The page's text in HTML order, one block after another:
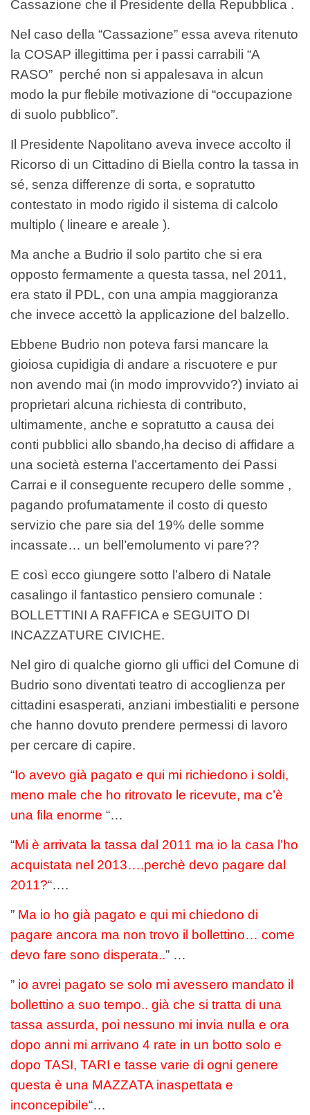
Cassazione che il Presidente della Repubblica .
Nel caso della “Cassazione” essa aveva ritenuto
la COSAP illegittima per i passi carrabili “A
RASO” perché non si appalesava in alcun
modo la pur flebile motivazione di “occupazione
di suolo pubblico”.
Il Presidente Napolitano aveva invece accolto il
Ricorso di un Cittadino di Biella contro la tassa in
sé, senza differenze di sorta, e sopratutto
contestato in modo rigido il sistema di calcolo
multiplo ( lineare e areale ).
Ma anche a Budrio il solo partito che si era
opposto fermamente a questa tassa, nel 2011,
era stato il PDL, con una ampia maggioranza
che invece accettò la applicazione del balzello.
Ebbene Budrio non poteva farsi mancare la
gioiosa cupidigia di andare a riscuotere e pur
non avendo mai (in modo improvvido?) inviato ai
proprietari alcuna richiesta di contributo,
ultimamente, anche e sopratutto a causa dei
conti pubblici allo sbando,ha deciso di affidare a
una società esterna l’accertamento dei Passi
Carrai e il conseguente recupero delle somme ,
pagando profumatamente il costo di questo
servizio che pare sia del 19% delle somme
incassate… un bell’emolumento vi pare??
E così ecco giungere sotto l’albero di Natale
casalingo il fantastico pensiero comunale :
BOLLETTINI A RAFFICA e SEGUITO DI
INCAZZATURE CIVICHE.
Nel giro di qualche giorno gli uffici del Comune di
Budrio sono diventati teatro di accoglienza per
cittadini esasperati, anziani imbestialiti e persone
che hanno dovuto prendere permessi di lavoro
per cercare di capire.
“Io avevo già pagato e qui mi richiedono i soldi,
meno male che ho ritrovato le ricevute, ma c’è
una fila enorme “…
“Mi è arrivata la tassa dal 2011 ma io la casa l’ho
acquistata nel 2013….perchè devo pagare dal
2011?“….
” Ma io ho già pagato e qui mi chiedono di
pagare ancora ma non trovo il bollettino… come
devo fare sono disperata..” …
” io avrei pagato se solo mi avessero mandato il
bollettino a suo tempo.. già che si tratta di una
tassa assurda, poi nessuno mi invia nulla e ora
dopo anni mi arrivano 4 rate in un botto solo e
dopo TASI, TARI e tasse varie di ogni genere
questa è una MAZZATA inaspettata e
inconcepibile“…